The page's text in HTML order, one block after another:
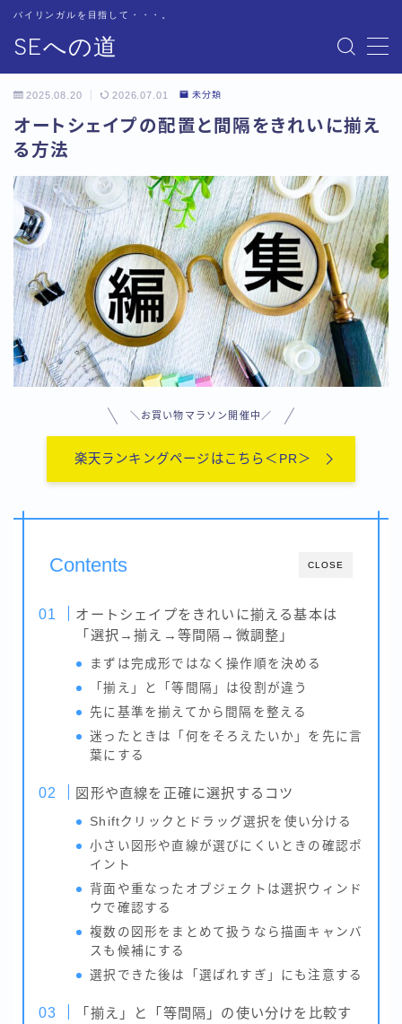
SEへの道
バイリンガルを目指して・・・。
お問い合わせ
テクニカル
トップページ
プライバシーポリシー
プロフィール
基本
書籍紹介
用語集
用語集-あ行
用語集-か行
用語集-さ行
用語集-た行
用語集-な行
用語集-は行
用語集-ら行
2025.08.20 2026.07.01 未分類
オートシェイプの配置と間隔をきれいに揃え
る方法
＼お買い物マラソン開催中／
楽天ランキングページはこちら＜PR＞
CLOSE
Contents
オートシェイプをきれいに揃える基本は
「選択→揃え→等間隔→微調整」
まずは完成形ではなく操作順を決める
「揃え」と「等間隔」は役割が違う
先に基準を揃えてから間隔を整える
迷ったときは「何をそろえたいか」を先に言
葉にする
図形や直線を正確に選択するコツ
Shiftクリックとドラッグ選択を使い分ける
小さい図形や直線が選びにくいときの確認ポ
イント
背面や重なったオブジェクトは選択ウィンド
ウで確認する
複数の図形をまとめて扱うなら描画キャンバ
スも候補にする
選択できた後は「選ばれすぎ」にも注意する
「揃え」と「等間隔」の使い分けを比較す